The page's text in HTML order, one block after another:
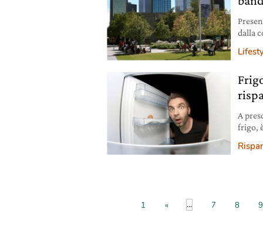
dalla
più
A
frigo,
1 « ... 7 8 9